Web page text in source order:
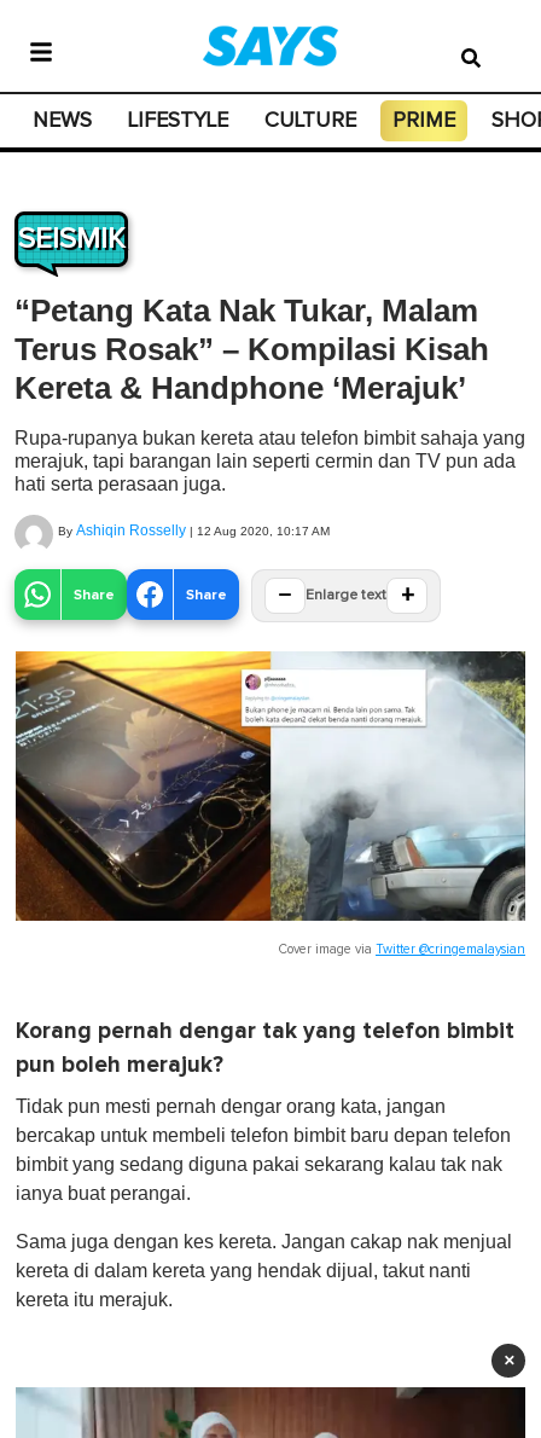
NEWS LIFESTYLE CULTURE PRIME
SEISMIK
“Petang Kata Nak Tukar, Malam
Terus Rosak” – Kompilasi Kisah
Kereta & Handphone ‘Merajuk’
Rupa-rupanya bukan kereta atau telefon bimbit sahaja yang
merajuk, tapi barangan lain seperti cermin dan TV pun ada
hati serta perasaan juga.
By Ashiqin Rosselly | 12 Aug 2020, 10:17 AM
Share Share − Enlarge text +
Cover image via Twitter @cringemalaysian
Korang pernah dengar tak yang telefon bimbit
pun boleh merajuk?
Tidak pun mesti pernah dengar orang kata, jangan
bercakap untuk membeli telefon bimbit baru depan telefon
bimbit yang sedang diguna pakai sekarang kalau tak nak
ianya buat perangai.
Sama juga dengan kes kereta. Jangan cakap nak menjual
kereta di dalam kereta yang hendak dijual, takut nanti
kereta itu merajuk.
×